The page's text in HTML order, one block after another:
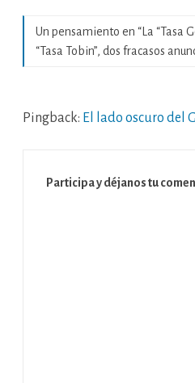
Un pensamiento en “ La “Tasa
“Tasa Tobin”, dos fracasos
Pingback: El lado oscuro del
Participa y déjanos tu